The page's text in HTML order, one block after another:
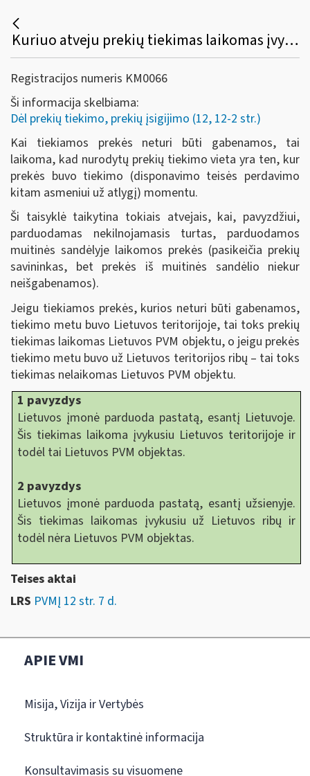
Kuriuo atveju prekių tiekimas laikomas įvykusiu Lietuvoje, kai tiekiamos prekės neturi būti gabenamos?
Registracijos numeris KM0066
Ši informacija skelbiama:
Dėl prekių tiekimo, prekių įsigijimo (12, 12-2 str.)
Kai tiekiamos prekės neturi būti gabenamos, tai
laikoma, kad nurodytų prekių tiekimo vieta yra ten, kur
prekės buvo tiekimo (disponavimo teisės perdavimo
kitam asmeniui už atlygį) momentu.
Ši taisyklė taikytina tokiais atvejais, kai, pavyzdžiui,
parduodamas nekilnojamasis turtas, parduodamos
muitinės sandėlyje laikomos prekės (pasikeičia prekių
savininkas, bet prekės iš muitinės sandėlio niekur
neišgabenamos).
Jeigu tiekiamos prekės, kurios neturi būti gabenamos,
tiekimo metu buvo Lietuvos teritorijoje, tai toks prekių
tiekimas laikomas Lietuvos PVM objektu, o jeigu prekės
tiekimo metu buvo už Lietuvos teritorijos ribų – tai toks
tiekimas nelaikomas Lietuvos PVM objektu.
1 pavyzdys
Lietuvos įmonė parduoda pastatą, esantį Lietuvoje.
Šis tiekimas laikoma įvykusiu Lietuvos teritorijoje ir
todėl tai Lietuvos PVM objektas.
2 pavyzdys
Lietuvos įmonė parduoda pastatą, esantį užsienyje.
Šis tiekimas laikomas įvykusiu už Lietuvos ribų ir
todėl nėra Lietuvos PVM objektas.
Teises aktai
LRS PVMĮ 12 str. 7 d.
APIE VMI
Misija, Vizija ir Vertybės
Struktūra ir kontaktinė informacija
Konsultavimasis su visuomene